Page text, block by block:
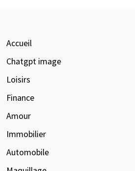
Accueil
Chatgpt image
Loisirs
Finance
Amour
Immobilier
Automobile